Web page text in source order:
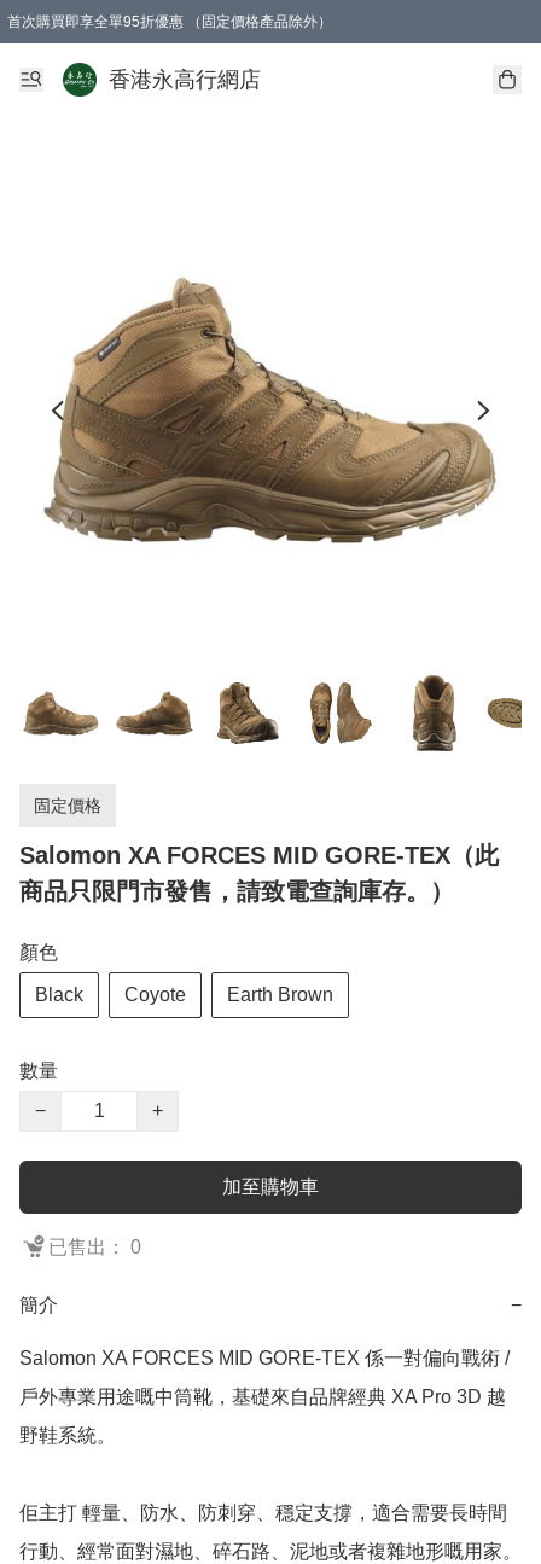
首次購買即享全單95折優惠 （固定價格產品除外）
澳門地區購物滿$800免運費
香港地區購物滿$600免運費
購買滿HK$1000即可免費獲得一個GEARLEX Small Ear Carabiner 2.0 扣環（贈品
香港永高行網店
固定價格
Salomon XA FORCES MID GORE-TEX（此
商品只限門市發售，請致電查詢庫存。）
顏色
Black Coyote Earth Brown
數量
−
+
加至購物車
已售出： 0
簡介 −
Salomon XA FORCES MID GORE-TEX 係一對偏向戰術 /
戶外專業用途嘅中筒靴，基礎來自品牌經典 XA Pro 3D 越
野鞋系統。
佢主打 輕量、防水、防刺穿、穩定支撐，適合需要長時間
行動、經常面對濕地、碎石路、泥地或者複雜地形嘅用家。